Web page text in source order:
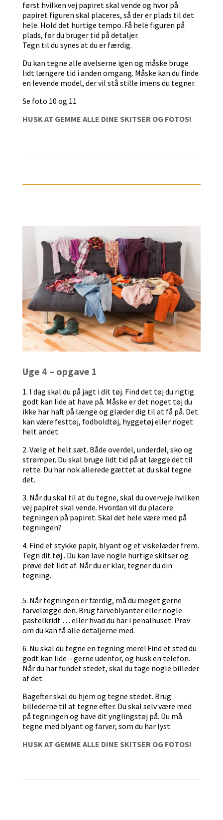
først hvilken vej papiret skal vende og hvor på
papiret figuren skal placeres, så der er plads til det
hele. Hold det hurtige tempo. Få hele figuren på
plads, før du bruger tid på detaljer.
Tegn til du synes at du er færdig.
Du kan tegne alle øvelserne igen og måske bruge
lidt længere tid i anden omgang. Måske kan du finde
en levende model, der vil stå stille imens du tegner.
Se foto 10 og 11
HUSK AT GEMME ALLE DINE SKITSER OG FOTOS!
Uge 4 – opgave 1
1. I dag skal du på jagt i dit tøj. Find det tøj du rigtig
godt kan lide at have på. Måske er det noget tøj du
ikke har haft på længe og glæder dig til at få på. Det
kan være festtøj, fodboldtøj, hyggetøj eller noget
helt andet.
2. Vælg et helt sæt. Både overdel, underdel, sko og
strømper. Du skal bruge lidt tid på at lægge det til
rette. Du har nok allerede gættet at du skal tegne
det.
3. Når du skal til at du tegne, skal du overveje hvilken
vej papiret skal vende. Hvordan vil du placere
tegningen på papiret. Skal det hele være med på
tegningen?
4. Find et stykke papir, blyant og et viskelæder frem.
Tegn dit tøj . Du kan lave nogle hurtige skitser og
prøve det lidt af. Når du er klar, tegner du din
tegning.
5. Når tegningen er færdig, må du meget gerne
farvelægge den. Brug farveblyanter eller nogle
pastelkridt … eller hvad du har i penalhuset. Prøv
om du kan få alle detaljerne med.
6. Nu skal du tegne en tegning mere! Find et sted du
godt kan lide – gerne udenfor, og husk en telefon.
Når du har fundet stedet, skal du tage nogle billeder
af det.
Bagefter skal du hjem og tegne stedet. Brug
billederne til at tegne efter. Du skal selv være med
på tegningen og have dit ynglingstøj på. Du må
tegne med blyant og farver, som du har lyst.
HUSK AT GEMME ALLE DINE SKITSER OG FOTOS!